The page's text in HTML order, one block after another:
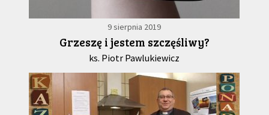
9 sierpnia 2019
Grzeszę i jestem szczęśliwy?
ks. Piotr Pawlukiewicz